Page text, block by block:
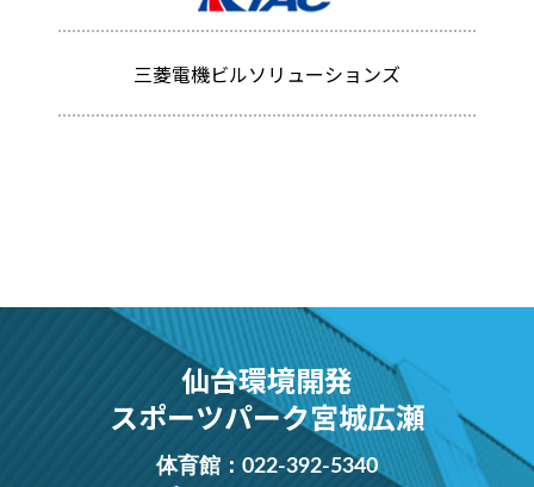
三菱電機ビルソリューションズ
仙台環境開発
スポーツパーク宮城広瀬
体育館： 022-392-5340